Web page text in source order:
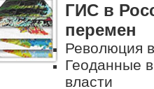
ГИС в
перемен
Революция
Геоданные
власти